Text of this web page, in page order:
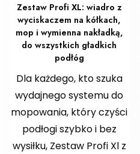
Zestaw Profi XL: wiadro z
wyciskaczem na kółkach,
mop i wymienna nakładką,
do wszystkich gładkich
podłóg
Dla każdego, kto szuka
wydajnego systemu do
mopowania, który czyści
podłogi szybko i bez
wysiłku, Zestaw Profi Xl z